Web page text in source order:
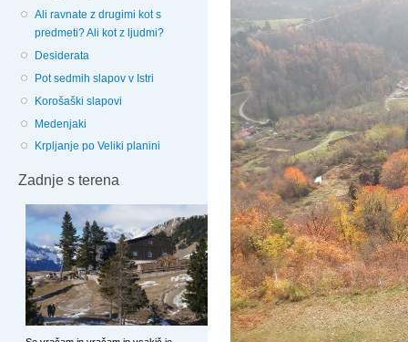
Ali ravnate z drugimi kot s
predmeti? Ali kot z ljudmi?
Desiderata
Pot sedmih slapov v Istri
Korošaški slapovi
Medenjaki
Krpljanje po Veliki planini
Zadnje s terena